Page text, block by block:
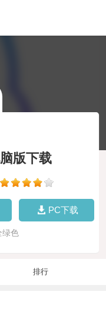
版下载
PC下载
绿色
排行